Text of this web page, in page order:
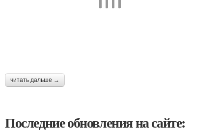
читать дальше →
Последние обновления на сайте: